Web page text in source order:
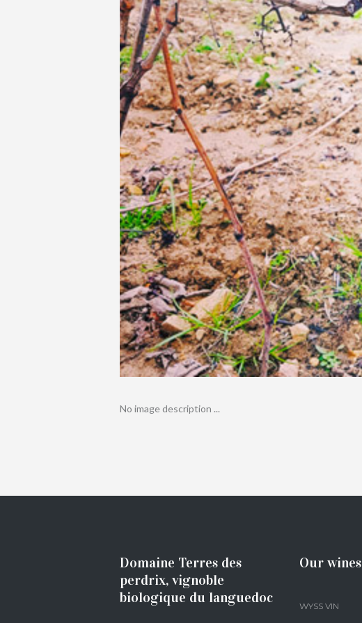
No image description ...
Domaine Terres des
perdrix, vignoble
biologique du languedoc
Our wines
WYSS VIN